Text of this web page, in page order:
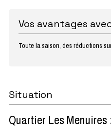
Vos avantages
Toute la saison, des réductions
Situation
Quartier Les Menuires :